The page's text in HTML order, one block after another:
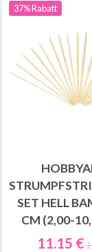
37% Rabatt
SET HELL
CM (2,00-
11.15 €
Werden
und